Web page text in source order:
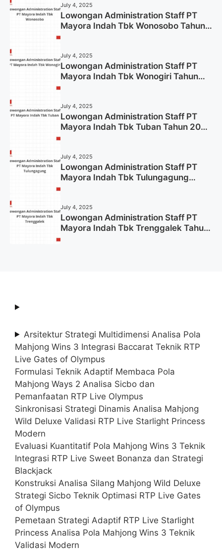
July 4, 2025
Lowongan Administration Staff PT
Mayora Indah Tbk Wonosobo Tahun
July 4, 2025
Lowongan Administration Staff PT
Mayora Indah Tbk Wonogiri Tahun
July 4, 2025
Lowongan Administration Staff PT
Mayora Indah Tbk Tuban Tahun 2025
July 4, 2025
Lowongan Administration Staff PT
Mayora Indah Tbk Tulungagung
July 4, 2025
Lowongan Administration Staff PT
Mayora Indah Tbk Trenggalek Tahun
Arsitektur Strategi Multidimensi Analisa Pola
Mahjong Wins 3 Integrasi Baccarat Teknik RTP
Live Gates of Olympus
Formulasi Teknik Adaptif Membaca Pola
Mahjong Ways 2 Analisa Sicbo dan
Pemanfaatan RTP Live Olympus
Sinkronisasi Strategi Dinamis Analisa Mahjong
Wild Deluxe Validasi RTP Live Starlight Princess
Modern
Evaluasi Kuantitatif Pola Mahjong Wins 3 Teknik
Integrasi RTP Live Sweet Bonanza dan Strategi
Blackjack
Konstruksi Analisa Silang Mahjong Wild Deluxe
Strategi Sicbo Teknik Optimasi RTP Live Gates
of Olympus
Pemetaan Strategi Adaptif RTP Live Starlight
Princess Analisa Pola Mahjong Wins 3 Teknik
Validasi Modern